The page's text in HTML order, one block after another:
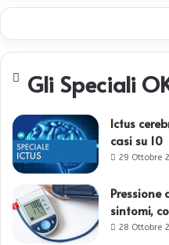
Gli Speciali
Ictus
casi su 10
29 Ottobre
sintomi,
28 Ottobre